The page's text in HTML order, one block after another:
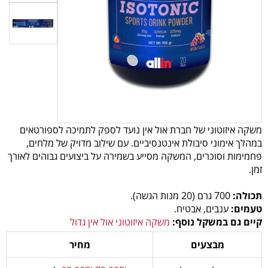
משקה איזוטוני של חברת אול אין נועד לספק לתמיכה לספורטאים
במהלך אימוני סיבולת אינטנסיביים. עם שילוב מדויק של מלחים,
פחמימות וסוכרים, המשקה מסייע בשמירה על ביצועים גבוהים לאורך
זמן.
תכולה:
טעמים: ענבים, אבטיח.
קיים גם במשקל נוסף: משקה איזוטוני אול אין גדול
מבצעים
מחיר